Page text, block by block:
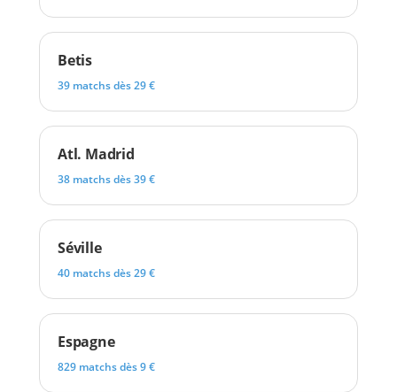
Betis
39 matchs dès 29 €
Atl. Madrid
38 matchs dès 39 €
Séville
40 matchs dès 29 €
Espagne
829 matchs dès 9 €